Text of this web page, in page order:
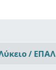
/ ΕΠΑΛ